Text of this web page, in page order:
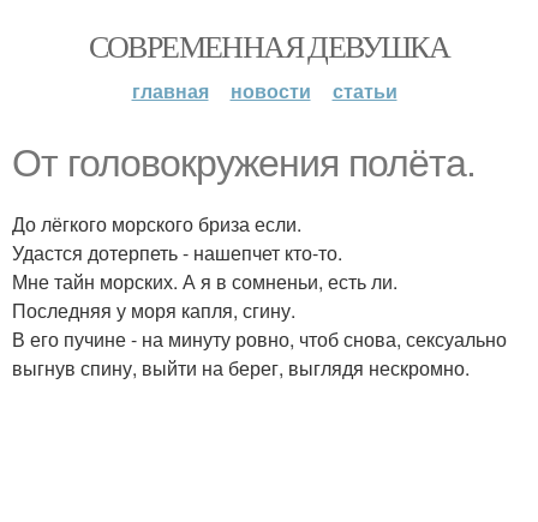
СОВРЕМЕННАЯ ДЕВУШКА
главная новости статьи
От головокружения полёта.
До лёгкого морского бриза если.
Удастся дотерпеть - нашепчет кто-то.
Мне тайн морских. А я в сомненьи, есть ли.
Последняя у моря капля, сгину.
В его пучине - на минуту ровно, чтоб снова, сексуально
выгнув спину, выйти на берег, выглядя нескромно.